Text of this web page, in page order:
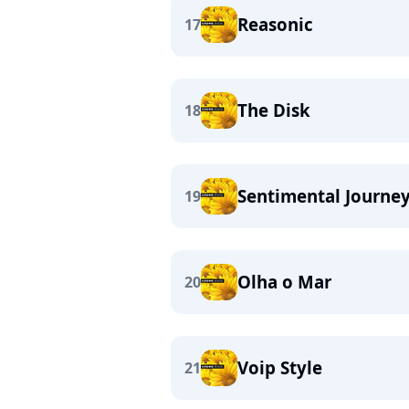
17 Reasonic
18 The Disk
19 Sentimental
20 Olha o Mar
21 Voip Style